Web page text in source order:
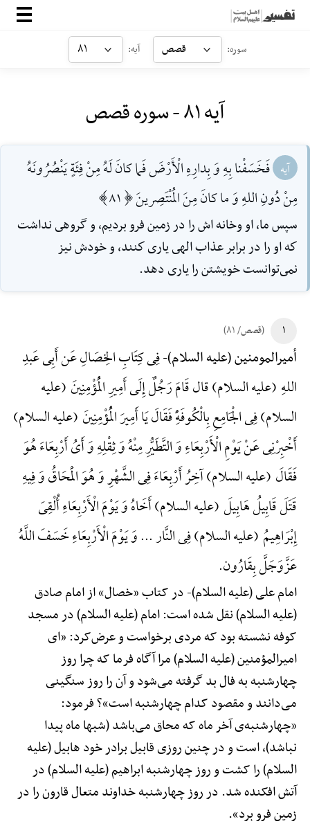
صفحه‌اصلی
ارتباط با ما
سوره: قصص آیه: ۸۱
آیه ۸۱ - سوره قصص
آیه فَخَسَفْنا بِهِ وَ بِدارِهِ الْأَرْضَ فَما كانَ لَهُ مِنْ فِئَةٍ يَنْصُرُونَهُ
مِنْ دُونِ اللهِ‌ وَ ما كانَ مِنَ المُنْتَصِرينَ [81]
سپس ما، او وخانه اش را در زمين فرو برديم، و گروهى نداشت
كه او را در برابر عذاب الهى يارى كنند، و خودش نيز
نمى‌توانست خويشتن را يارى دهد.
۱ (قصص/ ۸۱)
أمیرالمومنین (علیه السلام)-فِی کِتَابِ الخِصَالِ عَن أَبِی عَبدِ
اللهِ (علیه السلام) قال قَامَ رَجُلٌ إِلَی أَمِیرِ الْمُؤْمِنِینَ (علیه
السلام) فِی الْجَامِعِ بِالْکُوفَهًِْ فَقَالَ یَا أَمِیرَ الْمُؤْمِنِینَ (علیه السلام)
أَخْبِرْنِی عَنْ یَوْمِ الْأَرْبِعَاءِ وَ التَّطَیُّرِ مِنْهُ وَ ثِقْلِهِ وَ أَیُ أَرْبِعَاءَ هُوَ
فَقَالَ (علیه السلام) آخِرُ أَرْبِعَاءَ فِی الشَّهْرِ وَ هُوَ الْمَحَاقُ وَ فِیهِ
قَتَلَ قَابِیلُ هَابِیلَ (علیه السلام) أَخَاهُ وَ یَوْمَ الْأَرْبِعَاءِ أُلْقِیَ
إِبْرَاهِیمُ (علیه السلام) فِی النَّار ... وَ یَوْمَ الْأَرْبِعَاءِ خَسَفَ اللَّهُ
عَزَّوَجَلَّ بِقَارُون.
امام علی (علیه السلام)-در کتاب «خصال» از امام صادق
(علیه السلام) نقل شده است: امام (علیه السلام) در مسجد
کوفه نشسته بود که مردی برخواست و عرض‌کرد: «ای
امیرالمؤمنین (علیه السلام) مرا آگاه فرما که چرا روز
چهارشنبه به فال بد گرفته می‌شود و آن را روز سنگینی
می‌دانند و مقصود کدام چهارشنبه است»؟ فرمود:
«چهارشنبه‌ی آخر ماه که محاق می‌باشد (شبها ماه پیدا
نباشد)، است و در چنین روزی قابیل برادر خود هابیل (علیه
السلام) را کشت و روز چهارشنبه ابراهیم (علیه السلام) در
آتش افکنده شد. در روز چهارشنبه خداوند متعال قارون را در
زمین فرو برد».